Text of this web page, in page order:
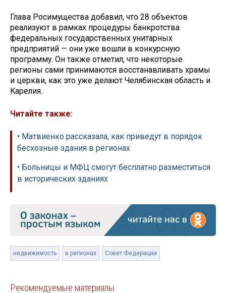
Глава Росимущества добавил, что 28 объектов
реализуют в рамках процедуры банкротства
федеральных государственных унитарных
предприятий — они уже вошли в конкурсную
программу. Он также отметил, что некоторые
регионы сами принимаются восстанавливать храмы
и церкви, как это уже делают Челябинская область и
Карелия.
Читайте также:
• Матвиенко рассказала, как приведут в порядок
бесхозные здания в регионах
• Больницы и МФЦ смогут бесплатно разместиться
в исторических зданиях
недвижимость в регионах Совет Федерации
Рекомендуемые материалы